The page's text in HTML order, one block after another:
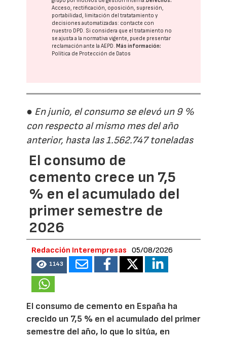
Acceso, rectificación, oposición, supresión,
portabilidad, limitación del tratatamiento y
decisiones automatizadas: contacte con
nuestro DPD. Si considera que el tratamiento no
se ajusta a la normativa vigente, puede presentar
reclamación ante laAEPD. Más información:
Política de Protección de Datos
● En junio, el consumo se elevó un 9 %
con respecto al mismo mes del año
anterior, hasta las 1.562.747 toneladas
El consumo de
cemento crece un 7,5
% en el acumulado del
primer semestre de
2026
Redacción Interempresas 05/08/2026
1143
El consumo de cemento en España ha
crecido un 7,5 % en el acumulado del primer
semestre del año, lo que lo sitúa, en